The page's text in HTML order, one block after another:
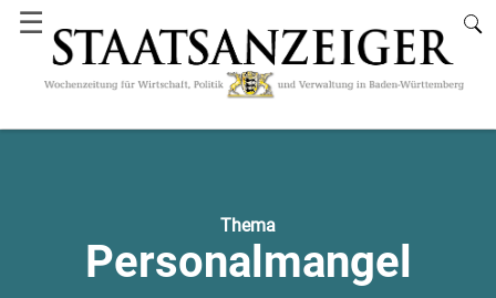
☰
Thema
Personalmangel